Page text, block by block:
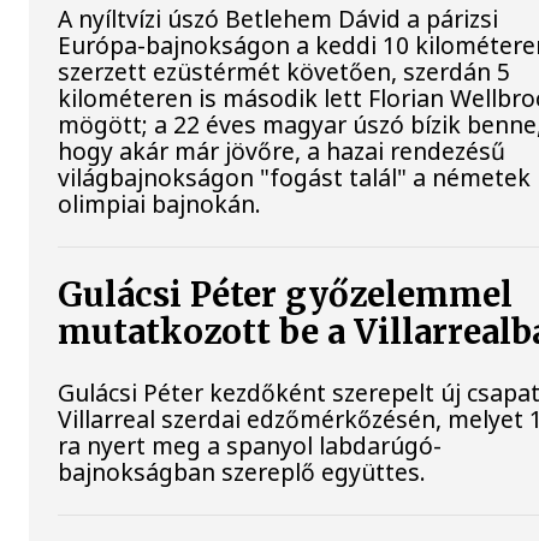
A nyíltvízi úszó Betlehem Dávid a párizsi
Európa-bajnokságon a keddi 10
szerzett ezüstérmét követően, szerdán 5
kilométeren is második lett Florian
mögött; a 22 éves magyar úszó bízik
hogy akár már jövőre, a hazai rendezésű
világbajnokságon "fogást talál" a németek
olimpiai bajnokán.
Gulácsi Péter győzelemmel
mutatkozott be a
Gulácsi Péter kezdőként szerepelt új
Villarreal szerdai edzőmérkőzésén, melyet
ra nyert meg a spanyol labdarúgó-
bajnokságban szereplő együttes.